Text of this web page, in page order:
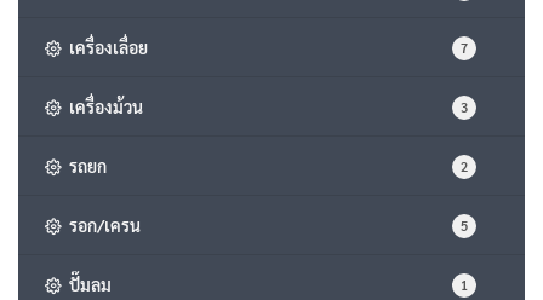
เครื่องเลื่อย 7
เครื่องม้วน 3
รถยก 2
รอก/เครน 5
ปั๊มลม 1